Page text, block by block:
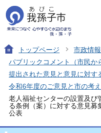
トップページ 市政情報
パブリックコメント（市民か
提出された意見と意見に対す
令和6年度のご意見と市の考
老人福祉センターの設置及び
る条例（案）に対する意見
公表